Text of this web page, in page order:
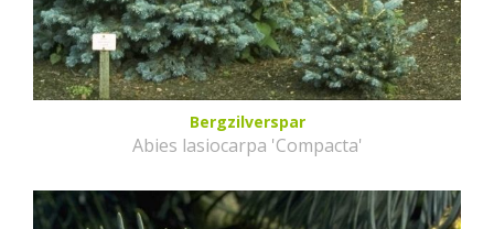
Bergzilverspar
Abies lasiocarpa 'Compacta'